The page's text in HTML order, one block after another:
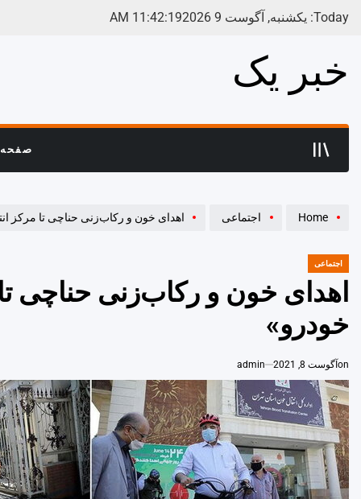
Today: یکشنبه, آگوست 9 2026 11 :42:19
AM
خبر یک
Home اجتماعی اهدای خون و رکاب‌زنی حناچی تا مرکز
POSTED
IN
اجتماعی
اهدای خون و رکاب‌زنی حناچی
خودرو»
onآگوست 8, 2021 admin